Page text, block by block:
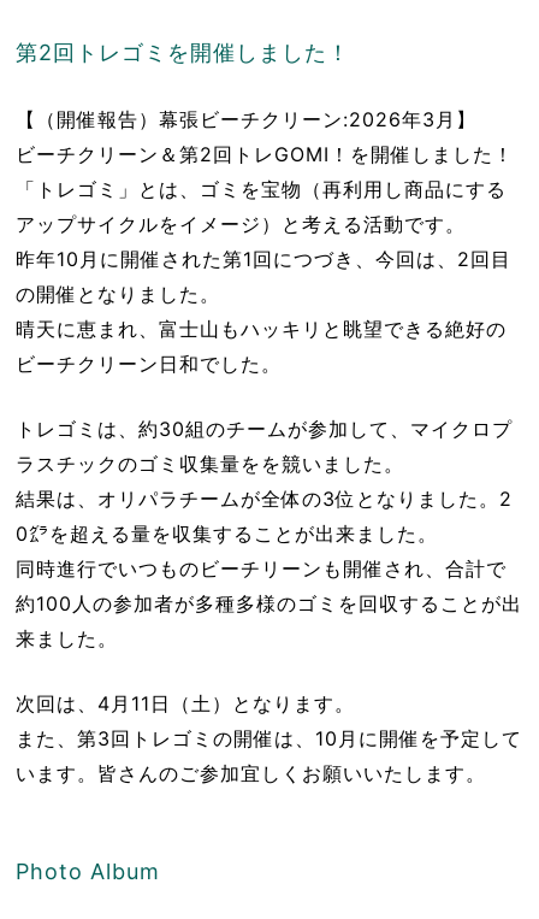
第2回トレゴミを開催しました！
【（開催報告）幕張ビーチクリーン:2026年3月】
ビーチクリーン＆第2回トレGOMI！を開催しました！
「トレゴミ」とは、ゴミを宝物（再利用し商品にする
アップサイクルをイメージ）と考える活動です。
昨年10月に開催された第1回につづき、今回は、2回目
の開催となりました。
晴天に恵まれ、富士山もハッキリと眺望できる絶好の
ビーチクリーン日和でした。
トレゴミは、約30組のチームが参加して、マイクロプ
ラスチックのゴミ収集量をを競いました。
結果は、オリパラチームが全体の3位となりました。2
0㌘を超える量を収集することが出来ました。
同時進行でいつものビーチリーンも開催され、合計で
約100人の参加者が多種多様のゴミを回収することが出
来ました。
次回は、4月11日（土）となります。
また、第3回トレゴミの開催は、10月に開催を予定して
います。皆さんのご参加宜しくお願いいたします。
Photo Album